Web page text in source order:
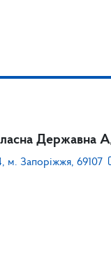
Державна
м. Запоріжжя, 69107